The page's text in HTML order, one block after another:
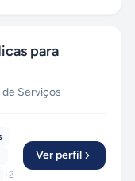
para
Serviços
+2
Ver perfil